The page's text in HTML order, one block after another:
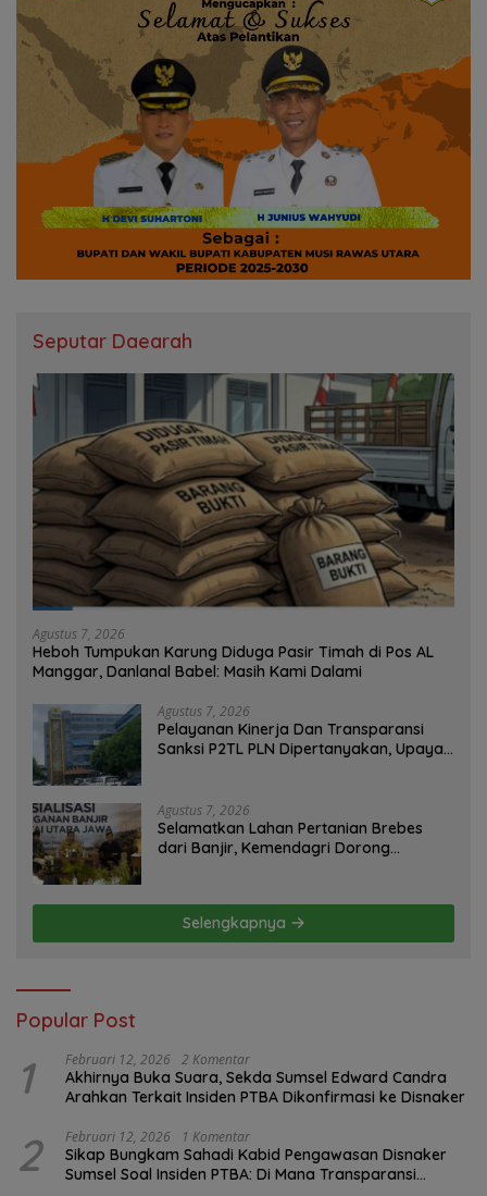
Seputar Daearah
Agustus 7, 2026
Heboh Tumpukan Karung Diduga Pasir Timah di Pos AL
Manggar, Danlanal Babel: Masih Kami Dalami
Agustus 7, 2026
Pelayanan Kinerja Dan Transparansi
Sanksi P2TL PLN Dipertanyakan, Upaya
Agustus 7, 2026
Selamatkan Lahan Pertanian Brebes
dari Banjir, Kemendagri Dorong
Selengkapnya
Popular Post
1 Februari 12, 2026 2 Komentar
Akhirnya Buka Suara, Sekda Sumsel Edward Candra
Arahkan Terkait Insiden PTBA Dikonfirmasi ke Disnaker
2 Februari 12, 2026 1 Komentar
Sikap Bungkam Sahadi Kabid Pengawasan Disnaker
Sumsel Soal Insiden PTBA: Di Mana Transparansi